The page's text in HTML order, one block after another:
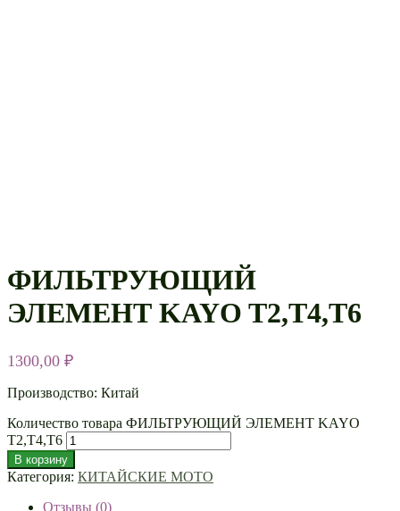
ФИЛЬТРУЮЩИЙ
ЭЛЕМЕНТ KAYO T2,T4,T6
1300,00 ₽
Производство: Китай
Количество товара ФИЛЬТРУЮЩИЙ ЭЛЕМЕНТ KAYO
T2,T4,T6
В корзину
Категория: КИТАЙСКИЕ МОТО
Отзывы (0)